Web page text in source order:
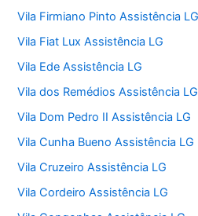
Vila Firmiano Pinto Assistência LG
Vila Fiat Lux Assistência LG
Vila Ede Assistência LG
Vila dos Remédios Assistência LG
Vila Dom Pedro II Assistência LG
Vila Cunha Bueno Assistência LG
Vila Cruzeiro Assistência LG
Vila Cordeiro Assistência LG